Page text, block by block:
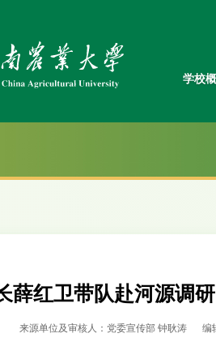
学校
薛红卫带队赴河源调
来源单位及审核人：党委宣传部 钟耿涛 编